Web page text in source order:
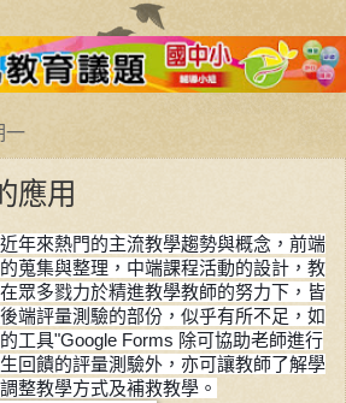
一
應用
年來熱門的主流教學趨勢與概念，前端
蒐集與整理，中端課程活動的設計，教
眾多戮力於精進教學教師的努力下，皆
端評量測驗的部份，似乎有所不足，如
工具"Google Forms 除可協助老師進行
回饋的評量測驗外，亦可讓教師了解學
調整教學方式及補救教學 。